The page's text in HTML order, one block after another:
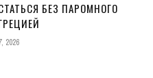
БЕЗ ПАРОМНОГО
2026